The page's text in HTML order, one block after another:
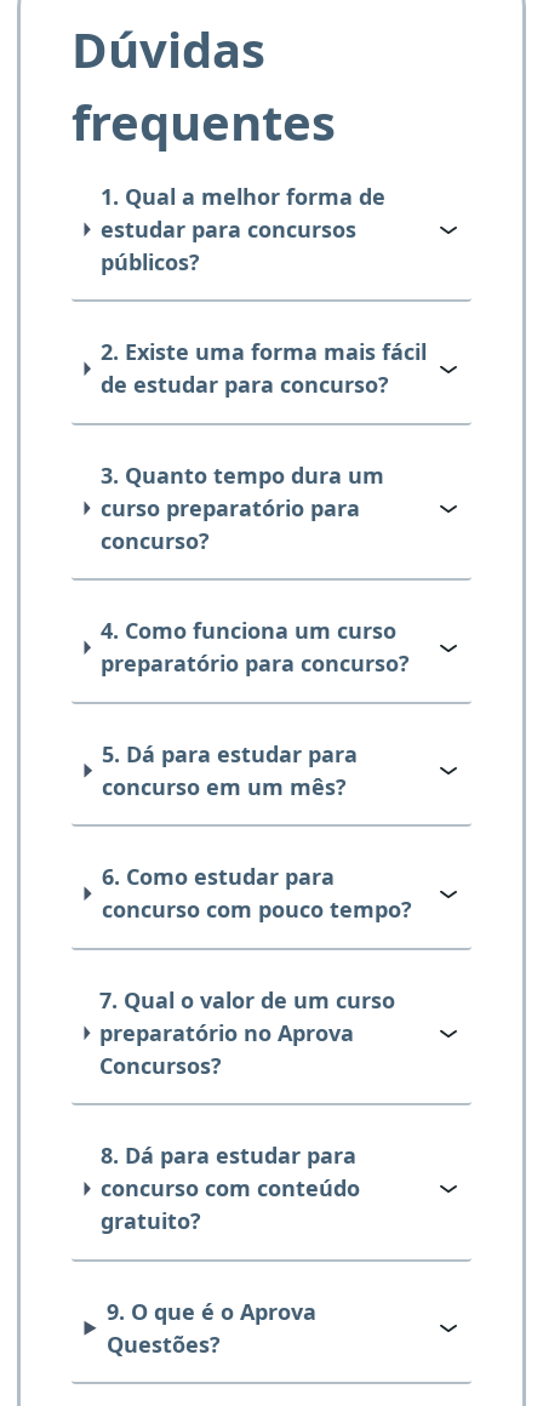
Dúvidas
frequentes
1. Qual a melhor forma de
estudar para concursos
públicos?
2. Existe uma forma mais fácil
de estudar para concurso?
3. Quanto tempo dura um
curso preparatório para
concurso?
4. Como funciona um curso
preparatório para concurso?
5. Dá para estudar para
concurso em um mês?
6. Como estudar para
concurso com pouco tempo?
7. Qual o valor de um curso
preparatório no Aprova
Concursos?
8. Dá para estudar para
concurso com conteúdo
gratuito?
9. O que é o Aprova
Questões?